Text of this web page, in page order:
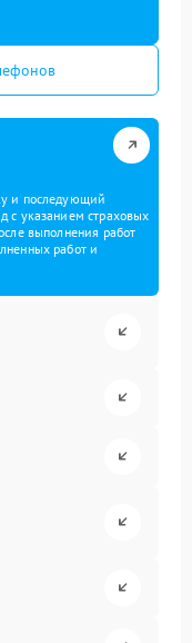
и последующий
с указанием страховых
выполнения работ
работ и